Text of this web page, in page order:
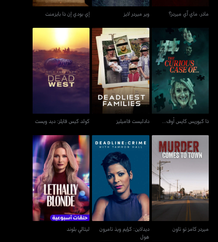
ماذر، ماي آي ميردر؟ وير ميردر لايز إي بودي إن ذا بايزمنت
ذا كيوريس كايس أوف...
ذا كيوريس كايس أوف...
دادليست فاميليز
دادليست فاميليز
كولد كيس فايلز: ديد ويست
كولد كيس فايلز: ديد ويست
ميردر كامز تو تاون
ميردر كامز تو تاون
ديدلاين: كرايم ويذ تامرون
هول
ديدلاين: كرايم ويذ تامرون
هول
ليثالي بلوند
ليثالي بلوند